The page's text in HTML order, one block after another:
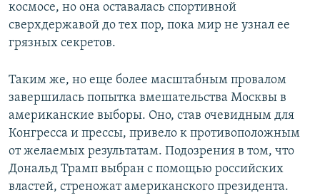
космосе, но она оставалась спортивной
сверхдержавой до тех пор, пока мир не узнал ее
грязных секретов.
Таким же, но еще более масштабным провалом
завершилась попытка вмешательства Москвы в
американские выборы. Оно, став очевидным для
Конгресса и прессы, привело к противоположным
от желаемых результатам. Подозрения в том, что
Дональд Трамп выбран с помощью российских
властей, стреножат американского президента.